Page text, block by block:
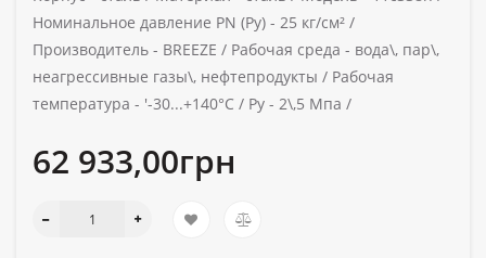
Номинальное давление PN (Ру) - 25 кг/см² /
Производитель - BREEZE / Рабочая среда - вода\, пар\,
неагрессивные газы\, нефтепродукты / Рабочая
температура - '-30...+140°С / Ру - 2\,5 Мпа /
62 933,00грн